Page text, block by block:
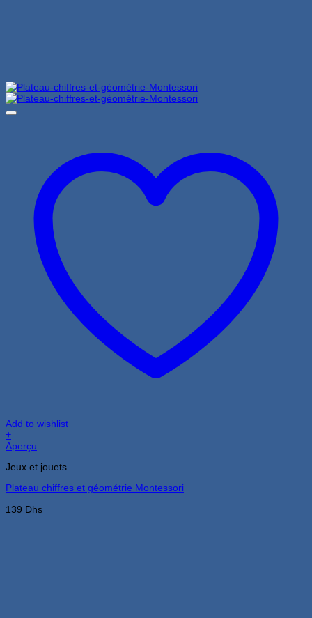
Add to wishlist
+
Aperçu
Jeux et jouets
Plateau chiffres et géométrie Montessori
139 Dhs